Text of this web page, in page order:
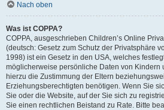
Nach oben
Was ist COPPA?
COPPA, ausgeschrieben Children’s Online
(deutsch: Gesetz zum Schutz der Privatsphäre
1998) ist ein Gesetz in den USA, welches
möglicherweise persönliche Daten von Kindern
hierzu die Zustimmung der Eltern
Erziehungsberechtigten benötigen. Wenn Sie
Sie oder die Website, auf der Sie sich zu
Sie einen rechtlichen Beistand zu Rate. Bitte